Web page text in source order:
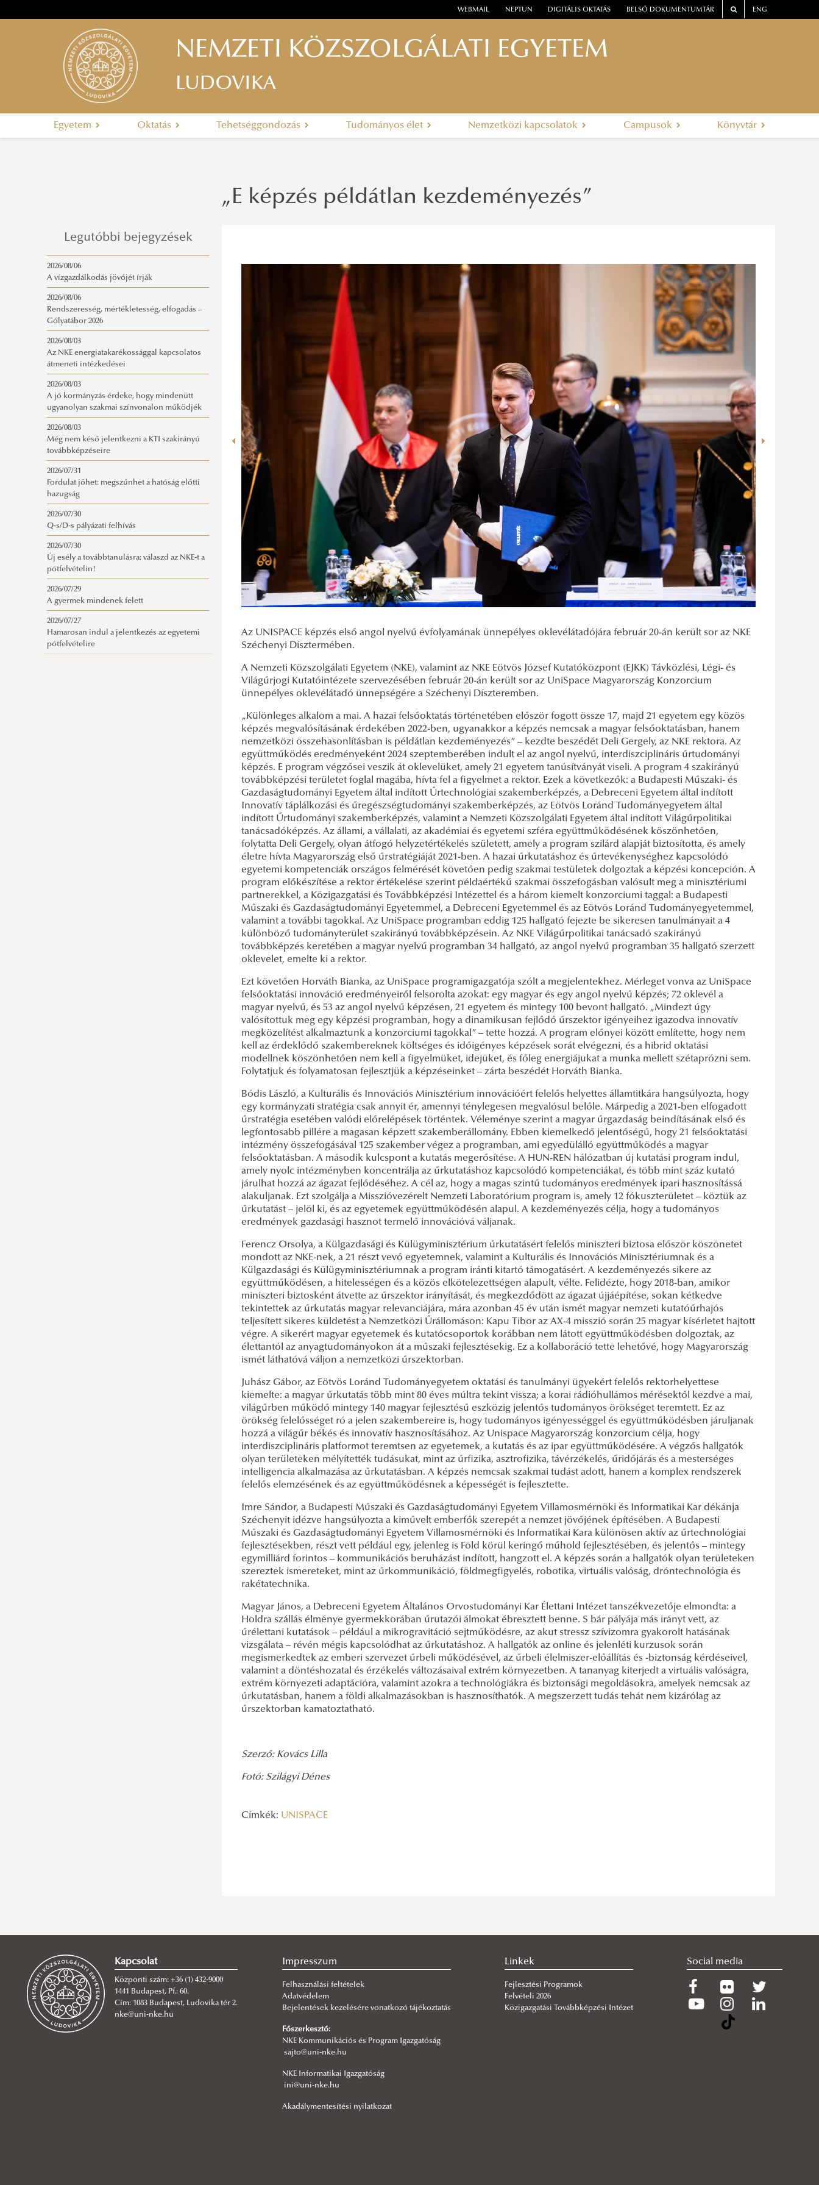
WEBMAIL NEPTUN DIGITÁLIS OKTATÁS BELSŐ DOKUMENTUMTÁR ENG
NEMZETI KÖZSZOLGÁLATI EGYETEM
LUDOVIKA
Egyetem Oktatás Tehetséggondozás Tudományos élet Nemzetközi kapcsolatok Campusok Könyvtár
Legutóbbi bejegyzések
2026/08/06
A vízgazdálkodás jövőjét írják
2026/08/06
Rendszeresség, mértékletesség, elfogadás –
Gólyatábor 2026
2026/08/03
Az NKE energiatakarékossággal kapcsolatos
átmeneti intézkedései
2026/08/03
A jó kormányzás érdeke, hogy mindenütt
ugyanolyan szakmai színvonalon működjék
2026/08/03
Még nem késő jelentkezni a KTI szakirányú
továbbképzéseire
2026/07/31
Fordulat jöhet: megszűnhet a hatóság előtti
hazugság
2026/07/30
Q-s/D-s pályázati felhívás
2026/07/30
Új esély a továbbtanulásra: válaszd az NKE-t a
pótfelvételin!
2026/07/29
A gyermek mindenek felett
2026/07/27
Hamarosan indul a jelentkezés az egyetemi
pótfelvételire
„E képzés példátlan kezdeményezés”
Az UNISPACE képzés első angol nyelvű évfolyamának ünnepélyes oklevélátadójára február 20-án került sor az NKE
Széchenyi Dísztermében.
A Nemzeti Közszolgálati Egyetem (NKE), valamint az NKE Eötvös József Kutatóközpont (EJKK) Távközlési, Légi- és
Világűrjogi Kutatóintézete szervezésében február 20-án került sor az UniSpace Magyarország Konzorcium
ünnepélyes oklevélátadó ünnepségére a Széchenyi Díszteremben.
„Különleges alkalom a mai. A hazai felsőoktatás történetében először fogott össze 17, majd 21 egyetem egy közös
képzés megvalósításának érdekében 2022-ben, ugyanakkor a képzés nemcsak a magyar felsőoktatásban, hanem
nemzetközi összehasonlításban is példátlan kezdeményezés” – kezdte beszédét Deli Gergely, az NKE rektora. Az
együttműködés eredményeként 2024 szeptemberében indult el az angol nyelvű, interdiszciplináris űrtudományi
képzés. E program végzősei veszik át oklevelüket, amely 21 egyetem tanúsítványát viseli. A program 4 szakirányú
továbbképzési területet foglal magába, hívta fel a figyelmet a rektor. Ezek a következők: a Budapesti Műszaki- és
Gazdaságtudományi Egyetem által indított Űrtechnológiai szakemberképzés, a Debreceni Egyetem által indított
Innovatív táplálkozási és űregészségtudományi szakemberképzés, az Eötvös Loránd Tudományegyetem által
indított Űrtudományi szakemberképzés, valamint a Nemzeti Közszolgálati Egyetem által indított Világűrpolitikai
tanácsadóképzés. Az állami, a vállalati, az akadémiai és egyetemi szféra együttműködésének köszönhetően,
folytatta Deli Gergely, olyan átfogó helyzetértékelés született, amely a program szilárd alapját biztosította, és amely
életre hívta Magyarország első űrstratégiáját 2021-ben. A hazai űrkutatáshoz és űrtevékenységhez kapcsolódó
egyetemi kompetenciák országos felmérését követően pedig szakmai testületek dolgoztak a képzési koncepción. A
program előkészítése a rektor értékelése szerint példaértékű szakmai összefogásban valósult meg a minisztériumi
partnerekkel, a Közigazgatási és Továbbképzési Intézettel és a három kiemelt konzorciumi taggal: a Budapesti
Műszaki és Gazdaságtudományi Egyetemmel, a Debreceni Egyetemmel és az Eötvös Loránd Tudományegyetemmel,
valamint a további tagokkal. Az UniSpace programban eddig 125 hallgató fejezte be sikeresen tanulmányait a 4
különböző tudományterület szakirányú továbbképzésein. Az NKE Világűrpolitikai tanácsadó szakirányú
továbbképzés keretében a magyar nyelvű programban 34 hallgató, az angol nyelvű programban 35 hallgató szerzett
oklevelet, emelte ki a rektor.
Ezt követően Horváth Bianka, az UniSpace programigazgatója szólt a megjelentekhez. Mérleget vonva az UniSpace
felsőoktatási innováció eredményeiről felsorolta azokat: egy magyar és egy angol nyelvű képzés; 72 oklevél a
magyar nyelvű, és 53 az angol nyelvű képzésen, 21 egyetem és mintegy 100 bevont hallgató. „Mindezt úgy
valósítottuk meg egy képzési programban, hogy a dinamikusan fejlődő űrszektor igényeihez igazodva innovatív
megközelítést alkalmaztunk a konzorciumi tagokkal” – tette hozzá. A program előnyei között említette, hogy nem
kell az érdeklődő szakembereknek költséges és időigényes képzések sorát elvégezni, és a hibrid oktatási
modellnek köszönhetően nem kell a figyelmüket, idejüket, és főleg energiájukat a munka mellett szétaprózni sem.
Folytatjuk és folyamatosan fejlesztjük a képzéseinket – zárta beszédét Horváth Bianka.
Bódis László, a Kulturális és Innovációs Minisztérium innovációért felelős helyettes államtitkára hangsúlyozta, hogy
egy kormányzati stratégia csak annyit ér, amennyi ténylegesen megvalósul belőle. Márpedig a 2021-ben elfogadott
űrstratégia esetében valódi előrelépések történtek. Véleménye szerint a magyar űrgazdaság beindításának első és
legfontosabb pillére a magasan képzett szakemberállomány. Ebben kiemelkedő jelentőségű, hogy 21 felsőoktatási
intézmény összefogásával 125 szakember végez a programban, ami egyedülálló együttműködés a magyar
felsőoktatásban. A második kulcspont a kutatás megerősítése. A HUN-REN hálózatban új kutatási program indul,
amely nyolc intézményben koncentrálja az űrkutatáshoz kapcsolódó kompetenciákat, és több mint száz kutató
járulhat hozzá az ágazat fejlődéséhez. A cél az, hogy a magas szintű tudományos eredmények ipari hasznosítássá
alakuljanak. Ezt szolgálja a Misszióvezérelt Nemzeti Laboratórium program is, amely 12 fókuszterületet – köztük az
űrkutatást – jelöl ki, és az egyetemek együttműködésén alapul. A kezdeményezés célja, hogy a tudományos
eredmények gazdasági hasznot termelő innovációvá váljanak.
Ferencz Orsolya, a Külgazdasági és Külügyminisztérium űrkutatásért felelős miniszteri biztosa először köszönetet
mondott az NKE-nek, a 21 részt vevő egyetemnek, valamint a Kulturális és Innovációs Minisztériumnak és a
Külgazdasági és Külügyminisztériumnak a program iránti kitartó támogatásért. A kezdeményezés sikere az
együttműködésen, a hitelességen és a közös elkötelezettségen alapult, vélte. Felidézte, hogy 2018-ban, amikor
miniszteri biztosként átvette az űrszektor irányítását, és megkezdődött az ágazat újjáépítése, sokan kétkedve
tekintettek az űrkutatás magyar relevanciájára, mára azonban 45 év után ismét magyar nemzeti kutatóűrhajós
teljesített sikeres küldetést a Nemzetközi Űrállomáson: Kapu Tibor az AX-4 misszió során 25 magyar kísérletet hajtott
végre. A sikerért magyar egyetemek és kutatócsoportok korábban nem látott együttműködésben dolgoztak, az
élettantól az anyagtudományokon át a műszaki fejlesztésekig. Ez a kollaboráció tette lehetővé, hogy Magyarország
ismét láthatóvá váljon a nemzetközi űrszektorban.
Juhász Gábor, az Eötvös Loránd Tudományegyetem oktatási és tanulmányi ügyekért felelős rektorhelyettese
kiemelte: a magyar űrkutatás több mint 80 éves múltra tekint vissza; a korai rádióhullámos mérésektől kezdve a mai,
világűrben működő mintegy 140 magyar fejlesztésű eszközig jelentős tudományos örökséget teremtett. Ez az
örökség felelősséget ró a jelen szakembereire is, hogy tudományos igényességgel és együttműködésben járuljanak
hozzá a világűr békés és innovatív hasznosításához. Az Unispace Magyarország konzorcium célja, hogy
interdiszciplináris platformot teremtsen az egyetemek, a kutatás és az ipar együttműködésére. A végzős hallgatók
olyan területeken mélyítették tudásukat, mint az űrfizika, asztrofizika, távérzékelés, űridőjárás és a mesterséges
intelligencia alkalmazása az űrkutatásban. A képzés nemcsak szakmai tudást adott, hanem a komplex rendszerek
felelős elemzésének és az együttműködésnek a képességét is fejlesztette.
Imre Sándor, a Budapesti Műszaki és Gazdaságtudományi Egyetem Villamosmérnöki és Informatikai Kar dékánja
Széchenyit idézve hangsúlyozta a kiművelt emberfők szerepét a nemzet jövőjének építésében. A Budapesti
Műszaki és Gazdaságtudományi Egyetem Villamosmérnöki és Informatikai Kara különösen aktív az űrtechnológiai
fejlesztésekben, részt vett például egy, jelenleg is Föld körül keringő műhold fejlesztésében, és jelentős – mintegy
egymilliárd forintos – kommunikációs beruházást indított, hangzott el. A képzés során a hallgatók olyan területeken
szereztek ismereteket, mint az űrkommunikáció, földmegfigyelés, robotika, virtuális valóság, dróntechnológia és
rakétatechnika.
Magyar János, a Debreceni Egyetem Általános Orvostudományi Kar Élettani Intézet tanszékvezetője elmondta: a
Holdra szállás élménye gyermekkorában űrutazói álmokat ébresztett benne. S bár pályája más irányt vett, az
űrélettani kutatások – például a mikrogravitáció sejtműködésre, az akut stressz szívizomra gyakorolt hatásának
vizsgálata – révén mégis kapcsolódhat az űrkutatáshoz. A hallgatók az online és jelenléti kurzusok során
megismerkedtek az emberi szervezet űrbeli működésével, az űrbeli élelmiszer-előállítás és -biztonság kérdéseivel,
valamint a döntéshozatal és érzékelés változásaival extrém környezetben. A tananyag kiterjedt a virtuális valóságra,
extrém környezeti adaptációra, valamint azokra a technológiákra és biztonsági megoldásokra, amelyek nemcsak az
űrkutatásban, hanem a földi alkalmazásokban is hasznosíthatók. A megszerzett tudás tehát nem kizárólag az
űrszektorban kamatoztatható.
Szerző: Kovács Lilla
Fotó: Szilágyi Dénes
Címkék: UNISPACE
Kapcsolat
Központi szám: +36 (1) 432-9000
1441 Budapest, Pf.: 60.
Cím: 1083 Budapest, Ludovika tér 2.
nke@uni-nke.hu
Impresszum
Felhasználási feltételek
Adatvédelem
Bejelentések kezelésére vonatkozó tájékoztatás
Főszerkesztő:
NKE Kommunikációs és Program Igazgatóság
sajto@uni-nke.hu
NKE Informatikai Igazgatóság
ini@uni-nke.hu
Akadálymentesítési nyilatkozat
Linkek
Fejlesztési Programok
Felvételi 2026
Közigazgatási Továbbképzési Intézet
Social media